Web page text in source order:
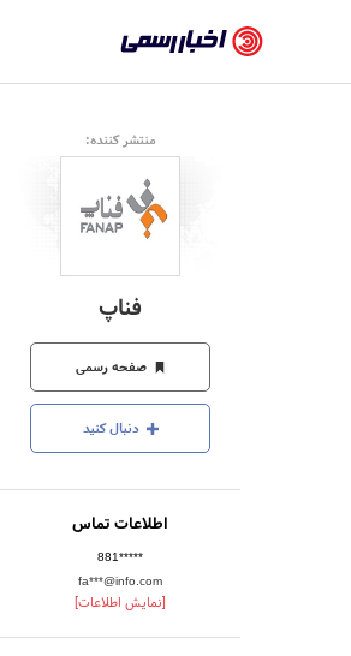
رسمی
-
اخبار
تایید
شده
شرکت‌ها،
سازمان‌ها
و
روابط
عمومی‌ها
منتشر کننده:
فناپ
صفحه رسمی
دنبال کنید
اطلاعات تماس
881*****
fa***@info.com
[نمایش اطلاعات]